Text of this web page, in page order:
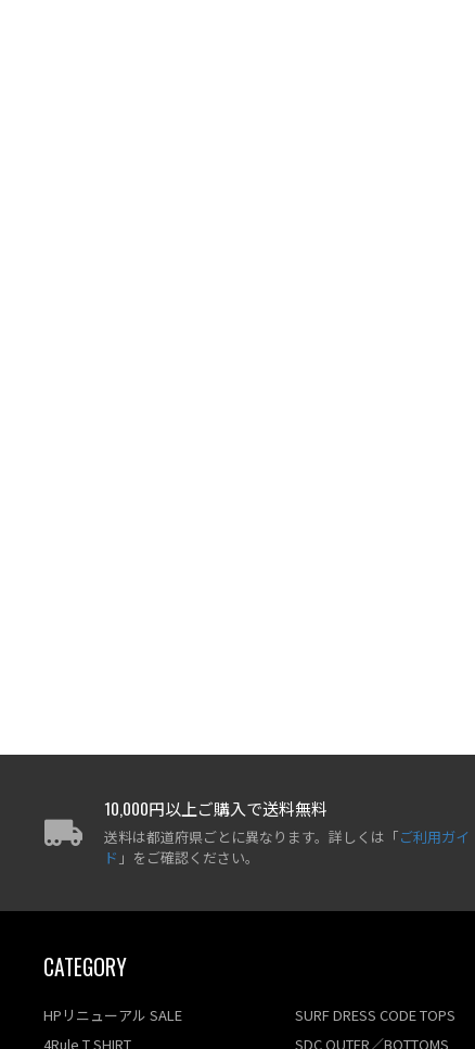
10,000円以上ご購入で送料無料
送料は都道府県ごとに異なります。詳しくは「ご利用ガイ
ド 」をご確認ください。
CATEGORY
HPリニューアル SALE
4Rule T SHIRT
SURF DRESS CODE TOPS
SDC OUTER／BOTTOMS